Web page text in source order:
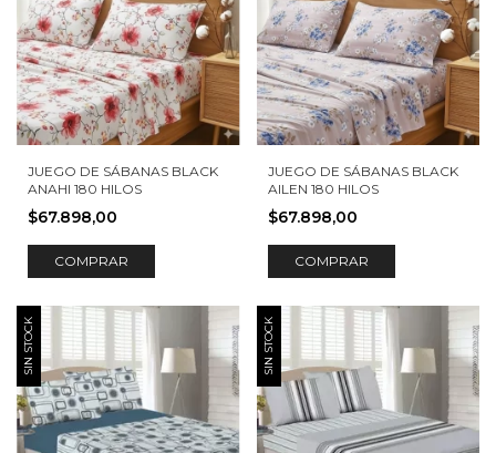
JUEGO DE SÁBANAS BLACK
ANAHI 180 HILOS
$67.898,00
COMPRAR
JUEGO DE SÁBANAS BLACK
AILEN 180 HILOS
$67.898,00
COMPRAR
SIN STOCK SIN STOCK